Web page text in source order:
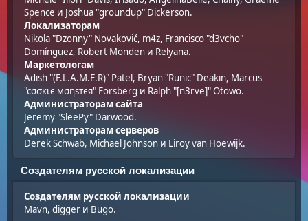
Spence и Joshua "groundup" Dickerson.
Локализаторам
Nikola "Dzonny" Novaković, m4z, Francisco "d3vcho"
Domínguez, Robert Monden и Relyana.
Маркетологам
Adish "(F.L.A.M.E.R)" Patel, Bryan "Runic" Deakin, Marcus
"cσσкιє мσηѕтєя" Forsberg и Ralph "[n3rve]" Otowo.
Администраторам сайта
Jeremy "SleePy" Darwood.
Администраторам серверов
Derek Schwab, Michael Johnson и Liroy van Hoewijk.
Создателям русской локализации
Создателям русской локализации
Mavn, digger и Bugo.